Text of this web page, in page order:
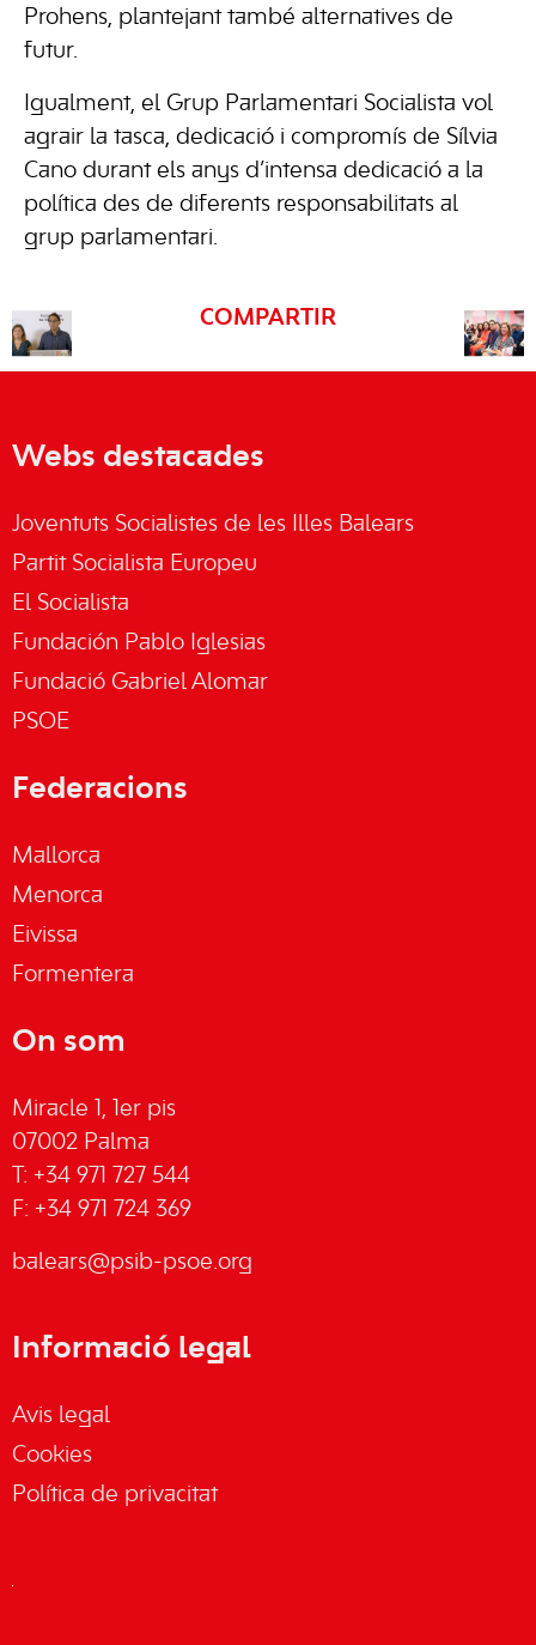
Prohens, plantejant també alternatives de
futur.
Igualment, el Grup Parlamentari Socialista vol
agrair la tasca, dedicació i compromís de Sílvia
Cano durant els anys d’intensa dedicació a la
política des de diferents responsabilitats al
grup parlamentari.
COMPARTIR
Webs destacades
Joventuts Socialistes de les Illes Balears
Partit Socialista Europeu
El Socialista
Fundación Pablo Iglesias
Fundació Gabriel Alomar
PSOE
Federacions
Mallorca
Menorca
Eivissa
Formentera
On som
Miracle 1, 1er pis
07002 Palma
T: +34 971 727 544
F: +34 971 724 369
balears@psib-psoe.org
Informació legal
Avis legal
Cookies
Política de privacitat